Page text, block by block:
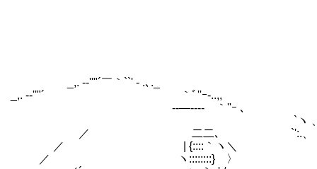
_,. -‐''"´￣｀``' ‐ .､._
_,. -‐''"´ ｀ﾞ''ｰ-..,,
--―---- ｀''ｰ ､
`ヽ
／ 二二､ `':.、
／ | {::::｀ヽ＼ ｀
／ ヽ::::::::} 〉 ﾞ